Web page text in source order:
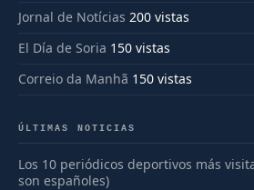
Jornal de Notícias 200 vistas
El Día de Soria 150 vistas
Correio da Manhã 150 vistas
ÚLTIMAS NOTICIAS
Los 10 periódicos deportivos más
son españoles)